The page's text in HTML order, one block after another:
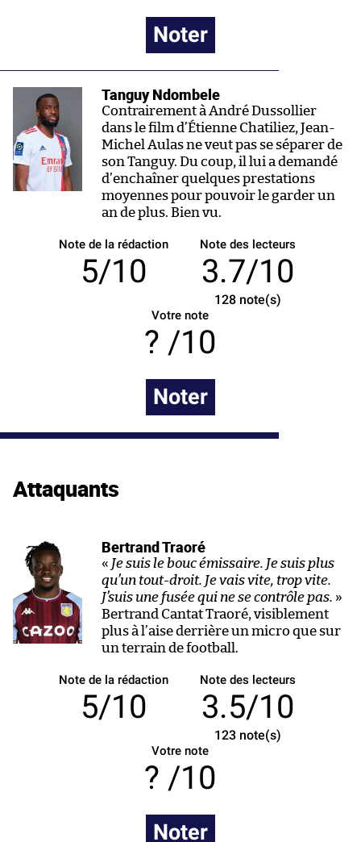
Noter
Tanguy Ndombele
Contrairement à André Dussollier
dans le film d’Étienne Chatiliez, Jean-
Michel Aulas ne veut pas se séparer de
son Tanguy. Du coup, il lui a demandé
d’enchaîner quelques prestations
moyennes pour pouvoir le garder un
an de plus. Bien vu.
Note de la rédaction
5/10
Note des lecteurs
3.7/10
128note(s)
Votre note
/10
Noter
Attaquants
Bertrand Traoré
« Je suis le bouc émissaire. Je suis plus
qu’un tout-droit. Je vais vite, trop vite.
J’suis une fusée qui ne se contrôle pas. »
Bertrand Cantat Traoré, visiblement
plus à l’aise derrière un micro que sur
un terrain de football.
Note de la rédaction
5/10
Note des lecteurs
3.5/10
123note(s)
Votre note
/10
Noter